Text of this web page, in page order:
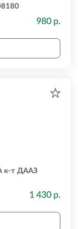
980 р.
к-т ДААЗ
1 430 р.